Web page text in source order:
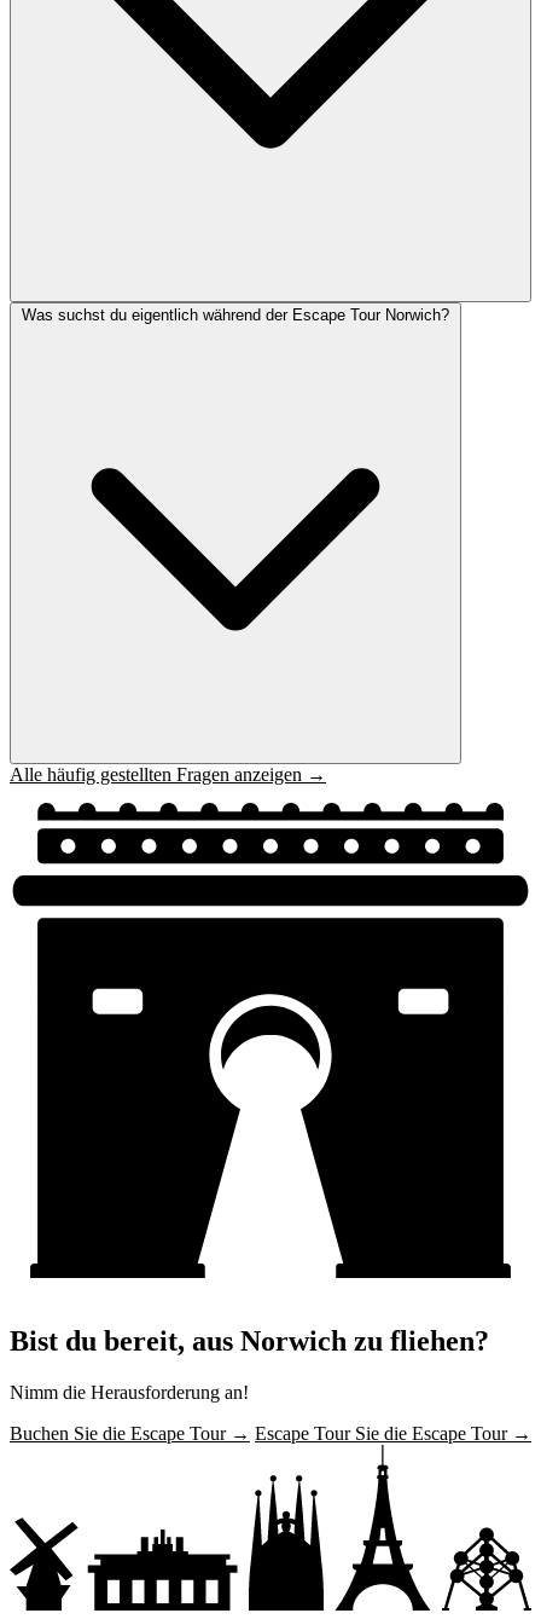
Was suchst du eigentlich während der Escape Tour Norwich?
Alle häufig gestellten Fragen anzeigen →
Bist du bereit, aus Norwich zu fliehen?
Nimm die Herausforderung an!
Buchen Sie die Escape Tour → Escape Tour Sie die Escape Tour →